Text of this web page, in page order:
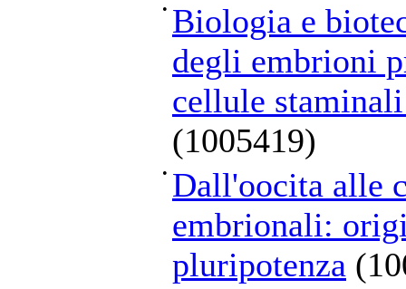
• Biologia e
degli embrioni
cellule
(1005419)
• Dall'oocita alle
embrionali:
pluripotenza